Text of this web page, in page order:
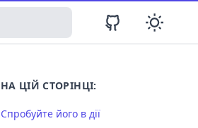
НА ЦІЙ СТОРІНЦІ:
Спробуйте його в дії